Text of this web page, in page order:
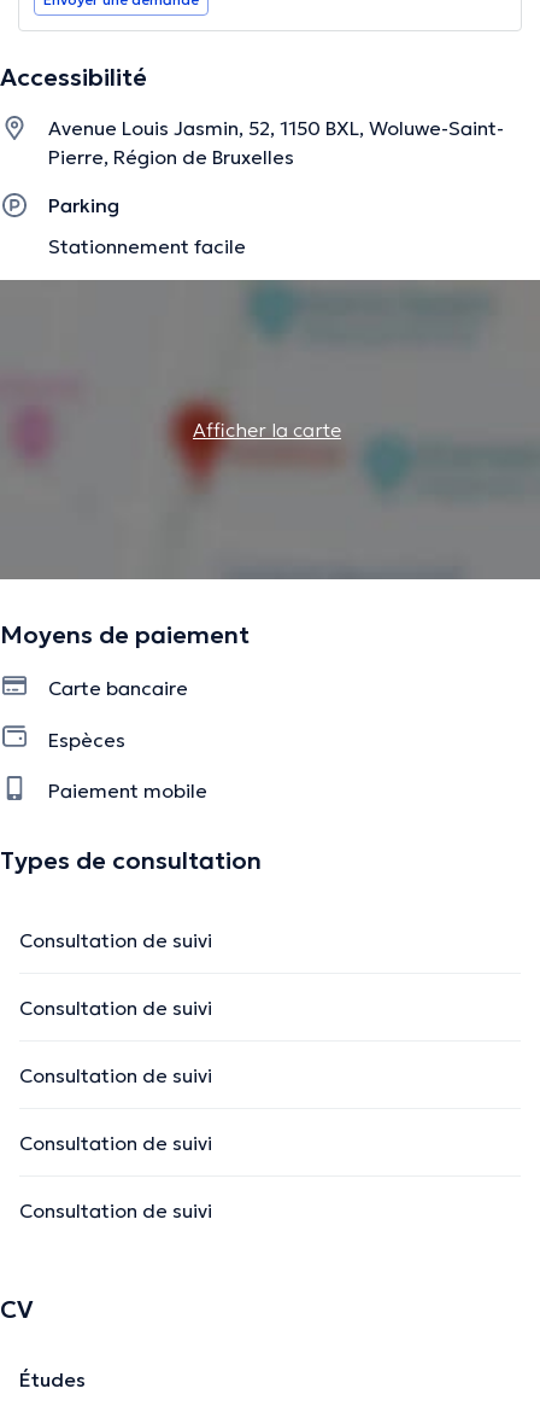
Accessibilité
Avenue Louis Jasmin, 52, 1150 BXL, Woluwe-Saint-
Pierre, Région de Bruxelles
Parking
Stationnement facile
Afficher la carte
Moyens de paiement
Carte bancaire
Espèces
Paiement mobile
Types de consultation
Consultation de suivi
Consultation de suivi
Consultation de suivi
Consultation de suivi
Consultation de suivi
CV
Études